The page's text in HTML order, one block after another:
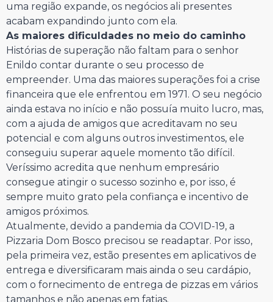
uma região expande, os negócios ali presentes
acabam expandindo junto com ela.
As maiores dificuldades no meio do caminho
Histórias de superação não faltam para o senhor
Enildo contar durante o seu processo de
empreender. Uma das maiores superações foi a crise
financeira que ele enfrentou em 1971. O seu negócio
ainda estava no início e não possuía muito lucro, mas,
com a ajuda de amigos que acreditavam no seu
potencial e com alguns outros investimentos, ele
conseguiu superar aquele momento tão difícil.
Veríssimo acredita que nenhum empresário
consegue atingir o sucesso sozinho e, por isso, é
sempre muito grato pela confiança e incentivo de
amigos próximos.
Atualmente, devido a pandemia da COVID-19, a
Pizzaria Dom Bosco precisou se readaptar. Por isso,
pela primeira vez, estão presentes em aplicativos de
entrega e diversificaram mais ainda o seu cardápio,
com o fornecimento de entrega de pizzas em vários
tamanhos e não apenas em fatias.